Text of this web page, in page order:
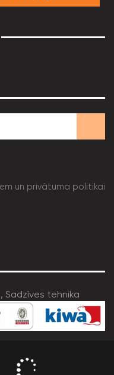
un privātuma politikai